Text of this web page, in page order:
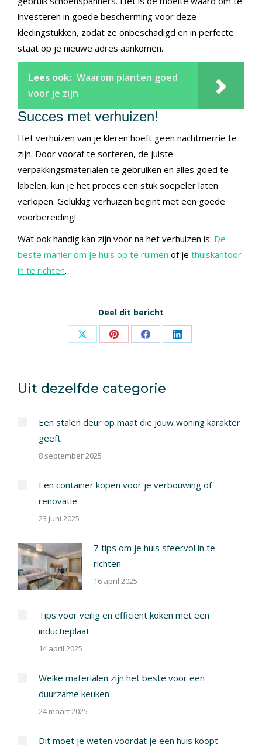
investeren in goede bescherming voor deze
kledingstukken, zodat ze onbeschadigd en in perfecte
staat op je nieuwe adres aankomen.
Lees ook: Waarom planten goed
voor je zijn
Succes met verhuizen!
Het verhuizen van je kleren hoeft geen nachtmerrie te
zijn. Door vooraf te sorteren, de juiste
verpakkingsmaterialen te gebruiken en alles goed te
labelen, kun je het proces een stuk soepeler laten
verlopen. Gelukkig verhuizen begint met een goede
voorbereiding!
Wat ook handig kan zijn voor na het verhuizen is: De
beste manier om je huis op te ruimen of je thuiskantoor
in te richten.
Deel dit bericht
Share Share Share Share
Uit dezelfde categorie
Een stalen deur op maat die jouw woning karakter
geeft
8 september 2025
Een container kopen voor je verbouwing of
renovatie
23 juni 2025
7 tips om je huis sfeervol in te
richten
16 april 2025
Tips voor veilig en efficiënt koken met een
inductieplaat
14 april 2025
Welke materialen zijn het beste voor een
duurzame keuken
24 maart 2025
Dit moet je weten voordat je een huis koopt